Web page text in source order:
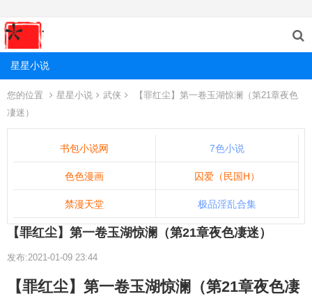
星星小说
您的位置 星星小说 武侠
【罪红尘】第一卷玉湖惊澜（第21章夜色
凄迷）
书包小说网 7色小说
色色漫画 囚爱（民国H）
禁漫天堂 极品淫乱合集
【罪红尘】第一卷玉湖惊澜（第21章夜色凄迷）
发布:2021-01-09 23:44
【罪红尘】第一卷玉湖惊澜（第21章夜色凄